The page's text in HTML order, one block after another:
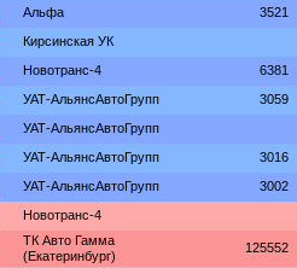
Альфа 3521
Кирсинская УК
Новотранс-4 6381
УАТ-АльянсАвтоГрупп 3059
УАТ-АльянсАвтоГрупп
УАТ-АльянсАвтоГрупп 3016
УАТ-АльянсАвтоГрупп 3002
Новотранс-4
ТК Авто Гамма
(Екатеринбург)
125552